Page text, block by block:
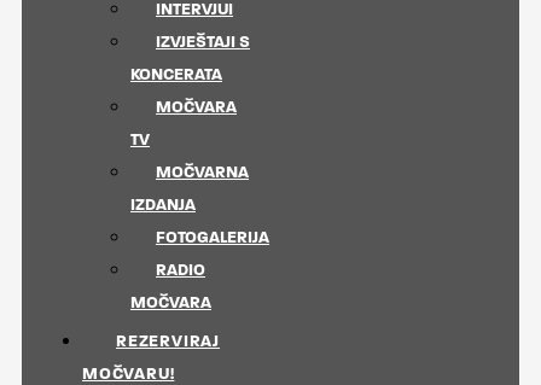
INTERVJUI
IZVJEŠTAJI S
KONCERATA
MOČVARA
TV
MOČVARNA
IZDANJA
FOTOGALERIJA
RADIO
MOČVARA
REZERVIRAJ
MOČVARU!